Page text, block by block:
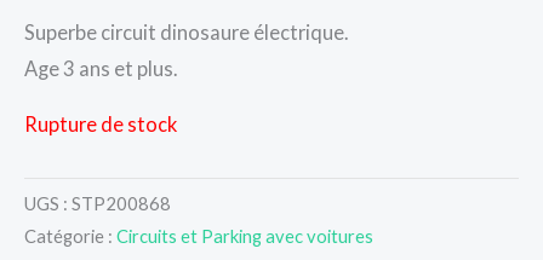
Superbe circuit dinosaure électrique.
Age 3 ans et plus.
Rupture de stock
UGS : STP200868
Catégorie : Circuits et Parking avec voitures